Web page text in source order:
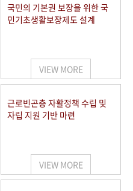
국민의 기본권 보장을 위한 국
민기초생활보장제도 설계
VIEW MORE
근로빈곤층 자활정책 수립 및
자립 지원 기반 마련
VIEW MORE